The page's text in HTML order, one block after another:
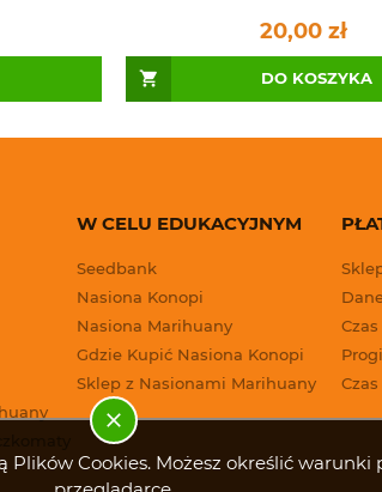
Cookies. Możesz określić
20,00 zł
DO KOSZYKA
W CELU EDUKACYJNYM
Seedbank
Nasiona Konopi
Nasiona Marihuany
Gdzie Kupić Nasiona Konopi
Sklep z Nasionami Marihuany